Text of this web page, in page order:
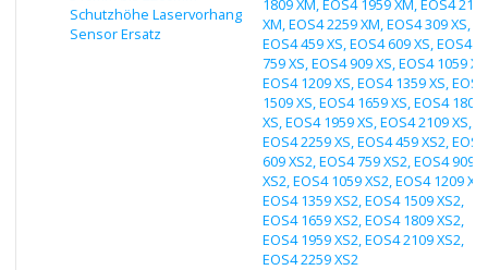
Schutzhöhe Laservorhang
Sensor Ersatz
1809 XM, EOS4 1959 XM, EOS4 2109
XM, EOS4 2259 XM, EOS4 309 XS,
EOS4 459 XS, EOS4 609 XS, EOS4
759 XS, EOS4 909 XS, EOS4 1059
EOS4 1209 XS, EOS4 1359 XS, EOS4
1509 XS, EOS4 1659 XS, EOS4 1809
XS, EOS4 1959 XS, EOS4 2109 XS,
EOS4 2259 XS, EOS4 459 XS2, EOS4
609 XS2, EOS4 759 XS2, EOS4 909
XS2, EOS4 1059 XS2, EOS4 1209
EOS4 1359 XS2, EOS4 1509 XS2,
EOS4 1659 XS2, EOS4 1809 XS2,
EOS4 1959 XS2, EOS4 2109 XS2,
EOS4 2259 XS2